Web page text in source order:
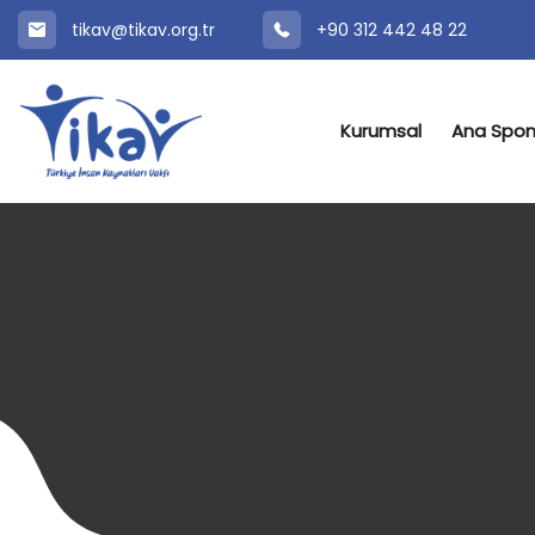
tikav@tikav.org.tr +90 312 442 48 22
Kurumsal Ana